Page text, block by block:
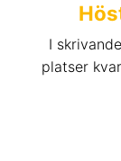
I
platser